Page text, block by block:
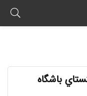
باشگاه